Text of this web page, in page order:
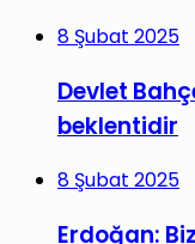
8 Şubat 2025
Devlet
beklentidir
8 Şubat 2025
Erdoğan: